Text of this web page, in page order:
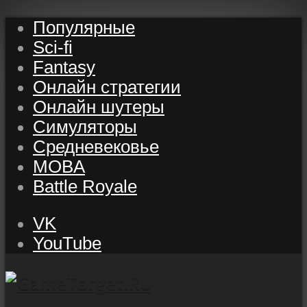
Популярные
Sci-fi
Fantasy
Онлайн стратегии
Онлайн шутеры
Симуляторы
Средневековье
MOBA
Battle Royale
VK
YouTube